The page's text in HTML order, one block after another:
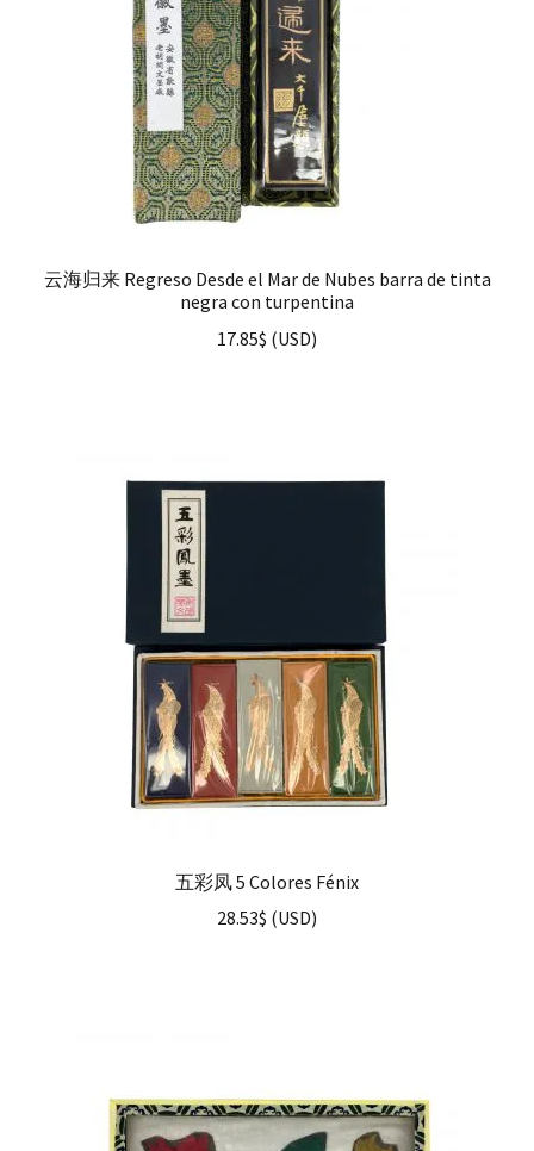
云海归来 Regreso Desde el Mar de Nubes barra de tinta
negra con turpentina
17.85$ (USD)
五彩凤 5 Colores Fénix
28.53$ (USD)